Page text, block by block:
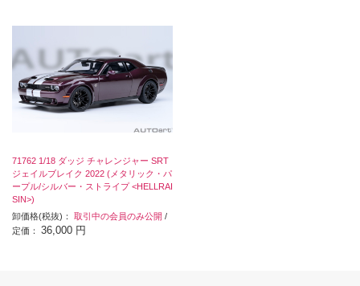
71762 1/18 ダッジ チャレンジャー SRT
ジェイルブレイク 2022 (メタリック・パ
ープル/シルバー・ストライプ <HELLRAI
SIN>)
卸価格(税抜)： 取引中の会員のみ公開 /
定価： 36,000 円